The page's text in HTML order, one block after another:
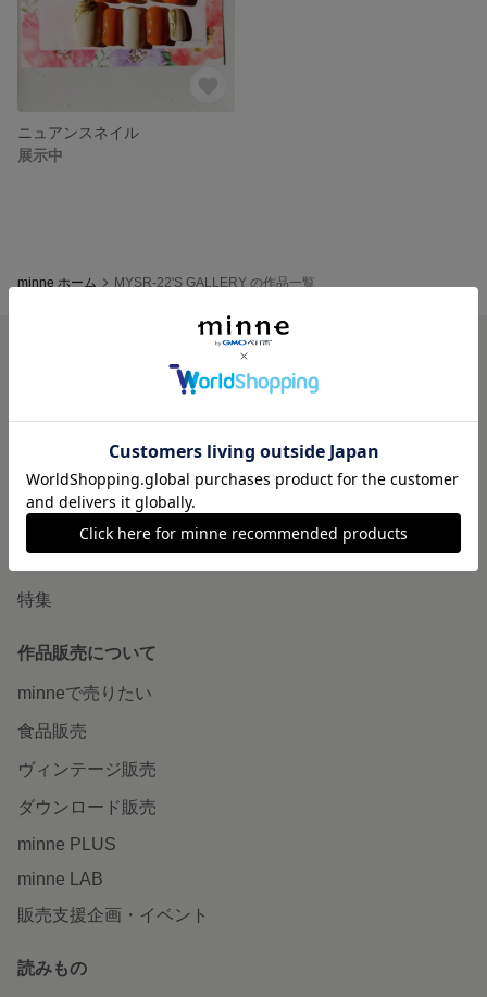
ニュアンスネイル
展示中
minne ホーム MYSR-22'S GALLERY の作品一覧
minneで買いたい
作品をさがす
ショップをさがす
特集
作品販売について
minneで売りたい
食品販売
ヴィンテージ販売
ダウンロード販売
minne PLUS
minne LAB
販売支援企画・イベント
読みもの